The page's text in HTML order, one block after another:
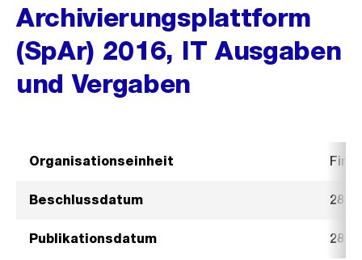
Archivierungsplattform
(SpAr) 2016, IT Ausgaben
und Vergaben
Organisationseinheit
Beschlussdatum 28.
Publikationsdatum 28.